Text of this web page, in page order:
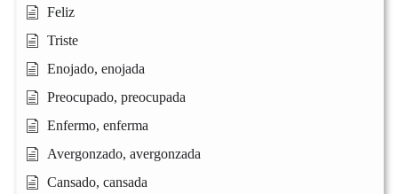
Feliz
Triste
Enojado, enojada
Preocupado, preocupada
Enfermo, enferma
Avergonzado, avergonzada
Cansado, cansada